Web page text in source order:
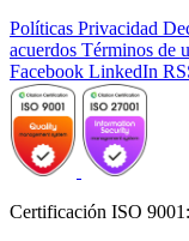
Políticas Privacidad
acuerdos Términos de
Facebook LinkedIn
Certificación ISO